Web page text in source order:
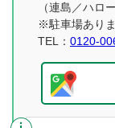
（連島／ハロ
※駐車場あり
TEL： 0120-